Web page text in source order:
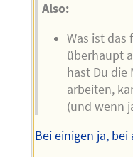
Also:
Was ist das
überhaupt
hast Du die
arbeiten,
(und wenn
Bei einigen ja,